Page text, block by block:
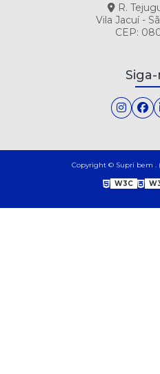
R.
Vila Jacuí -
CEP:
Copyright © Supri bem .
W3C